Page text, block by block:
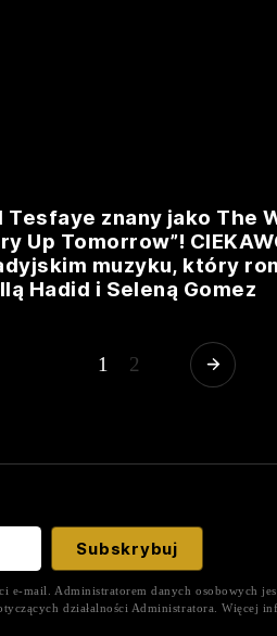
Tesfaye znany jako The
Up Tomorrow”!
muzyku, który
Hadid i Seleną Gomez
1 2
mail. Administratorem danych osobowych
działalności Administratora. Więcej